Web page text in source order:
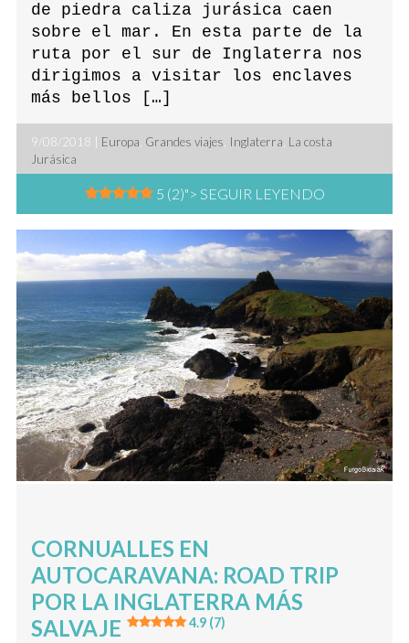
de piedra caliza jurásica caen
sobre el mar. En esta parte de la
ruta por el sur de Inglaterra nos
dirigimos a visitar los enclaves
más bellos […]
9/08/2018 | Europa Grandes viajes Inglaterra La costa
Jurásica
5 (2)"> SEGUIR LEYENDO
CORNUALLES EN
AUTOCARAVANA: ROAD TRIP
POR LA INGLATERRA MÁS
SALVAJE
4.9 (7)